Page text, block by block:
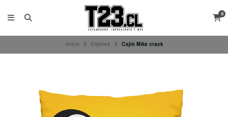
0
Inicio Cojines Cojín Mike crack